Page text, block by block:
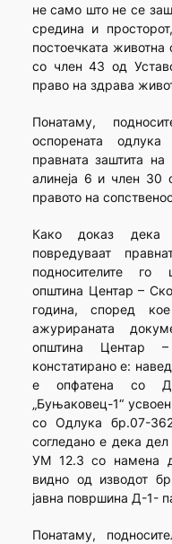
не само што не се
средина и
постоечката
со член 43 од
право на здрава
Понатаму,
оспорената
правната заштита
алинеја 6 и член 30
правото на
Како доказ дека
повредуваат
подносителите го
општина Центар –
година, според
ажурираната
општина Центар
констатирано е:
е опфатена со
„Буњаковец-1“
со Одлука бр.07-
согледано е дека
УМ 12.3 со намена
видно од изводот
јавна површина Д-1-
Понатаму,